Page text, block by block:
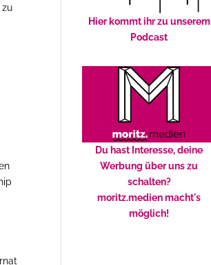
Hier kommt ihr zu unserem
Podcast
Du hast Interesse, deine
Werbung über uns zu
schalten?
moritz.medien macht's
möglich!